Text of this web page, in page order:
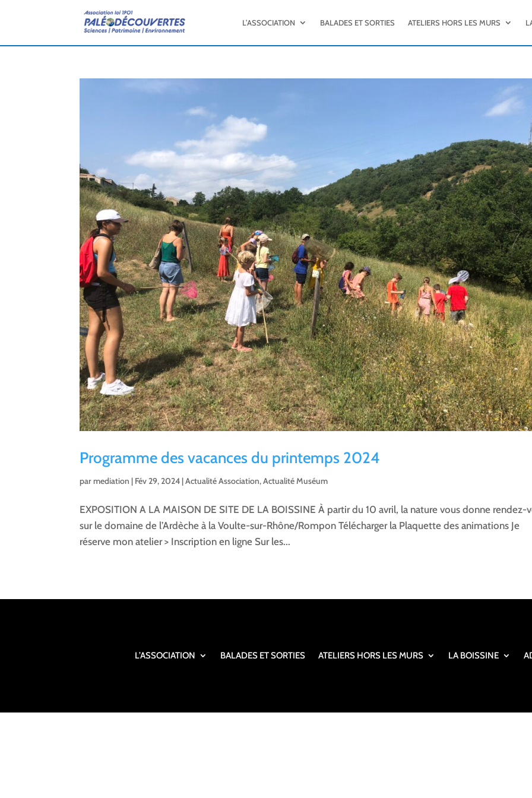
L’ASSOCIATION BALADES ET SORTIES ATELIERS HORS LES MURS
Programme des vacances du printemps 2024
parmediation | Fév 29, 2024 |Actualité Association,Actualité Muséum
EXPOSITION A LA MAISON DE SITE DE LA BOISSINE À partir du 10 avril, la nature vous donne rendez-
sur le domaine de l’Ardèche à la Voulte-sur-Rhône/Rompon Télécharger la Plaquette des animations Je
réserve mon atelier > Inscription en ligne Sur les...
L’ASSOCIATION BALADES ET SORTIES ATELIERS HORS LES MURS LA BOISSINE